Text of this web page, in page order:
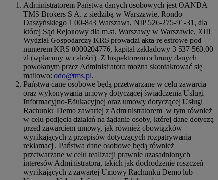
Administratorem Państwa danych osobowych jest OANDA
TMS Brokers S.A. z siedzibą w Warszawie, Rondo
Daszyńskiego 1 00-843 Warszawa, NIP 526-275-91-31, dla
której Sąd Rejonowy dla m.st. Warszawy w Warszawie, XIII
Wydział Gospodarczy KRS prowadzi akta rejestrowe pod
numerem KRS 0000204776, kapitał zakładowy 3 537 560,00
zł (wpłacony w całości). Z Inspektorem ochrony danych
powołanym przez Administratora można skontaktować się
mailowo: odo@tms.pl.
Państwa dane osobowe będą przetwarzane w celu zawarcia
oraz wykonywania umowy dotyczącej świadczenia Usługi
Informacyjno-Edukacyjnej oraz umowy dotyczącej Usługi
Rachunku Demo zawartej z Administratorem, w tym również
w celu podjęcia działań na żądanie osoby, której dane dotyczą
przed zawarciem umowy, jak również obowiązków
wynikających z przepisów dotyczących rozpatrywania
reklamacji. Państwa dane osobowe będą również
przetwarzane w celu realizacji prawnie uzasadnionych
interesów Administratora, takich jak dochodzenie roszczeń
wynikających z zawartej Umowy Rachunku Demo lub